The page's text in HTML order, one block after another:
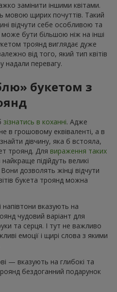
замінити іншими квітами.
мовою щирих почуттів. Такий
відчути себе особливою та
бути більшою ніж на інші
троянд виглядає дуже
від того, який тип квітів
надали перевагу.
букетом з
зізнатись в коханні. Адже
в грошовому еквіваленті, а в
дівчину, яка б встояла,
троянд. Для вираження таких
підійдуть великі
дозволять жінці відчути
букета троянд можна
напівтони вказують на
чудовий варіант для
та серця. І тут не важливо
емоції і щирі слова з якими
— вказують на глибокі та
бездоганний подарунок